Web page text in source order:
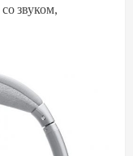
звуком,